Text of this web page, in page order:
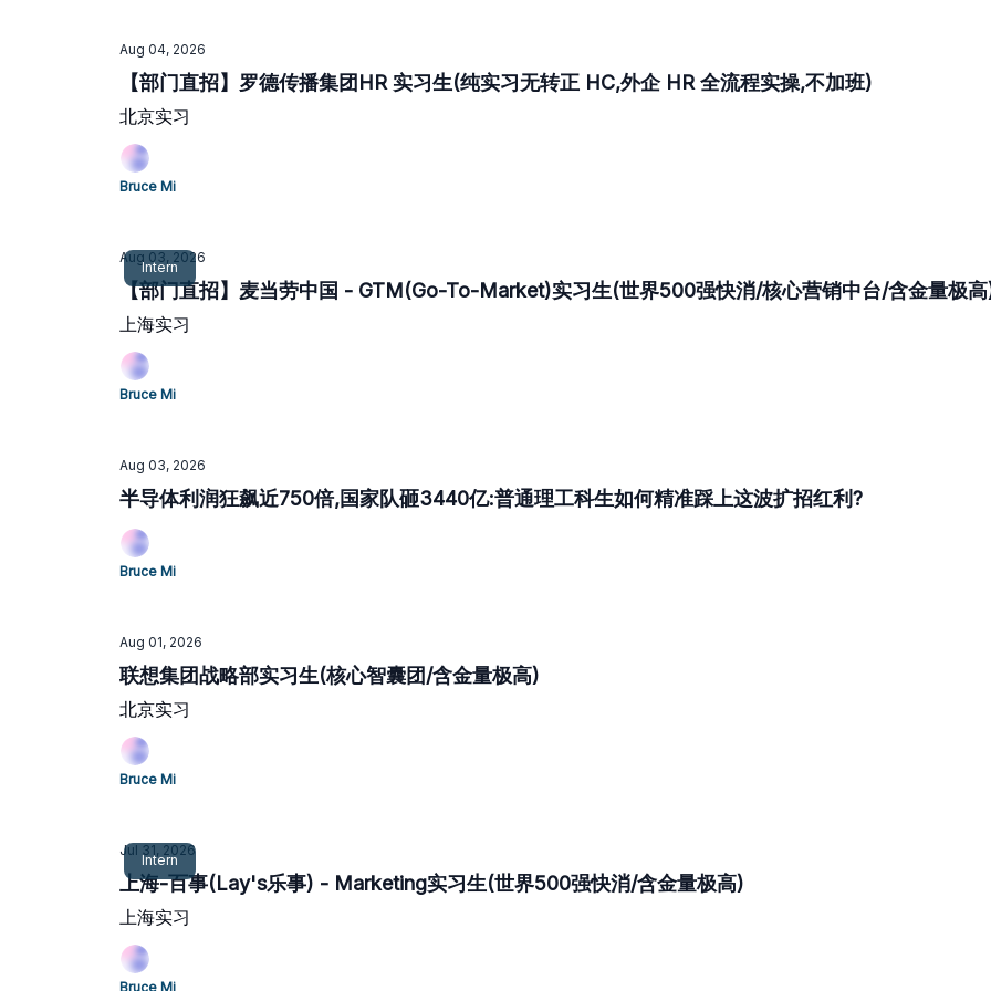
Aug 04, 2026
【部门直招】罗德传播集团HR 实习生(纯实习无转正 HC,外企 HR 全流程实操,不加班)
北京实习
Bruce Mi
Intern
Aug 03, 2026
【部门直招】麦当劳中国 - GTM(Go-To-Market)实习生(世界500强快消/核心营销中台/含金量极
上海实习
Bruce Mi
Aug 03, 2026
半导体利润狂飙近750倍,国家队砸3440亿:普通理工科生如何精准踩上这波扩招红利?
Bruce Mi
Aug 01, 2026
联想集团战略部实习生(核心智囊团/含金量极高)
北京实习
Bruce Mi
Intern
Jul 31, 2026
上海-百事(Lay's乐事) - Marketing实习生(世界500强快消/含金量极高)
上海实习
Bruce Mi